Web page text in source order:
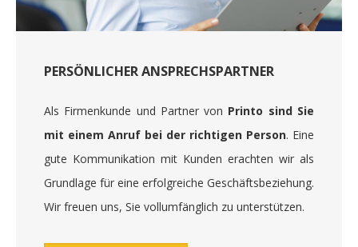
PERSÖNLICHER ANSPRECHSPARTNER
Als Firmenkunde und Partner von Printo sind Sie
mit einem Anruf bei der richtigen Person. Eine
gute Kommunikation mit Kunden erachten wir als
Grundlage für eine erfolgreiche Geschäftsbeziehung.
Wir freuen uns, Sie vollumfänglich zu unterstützen.